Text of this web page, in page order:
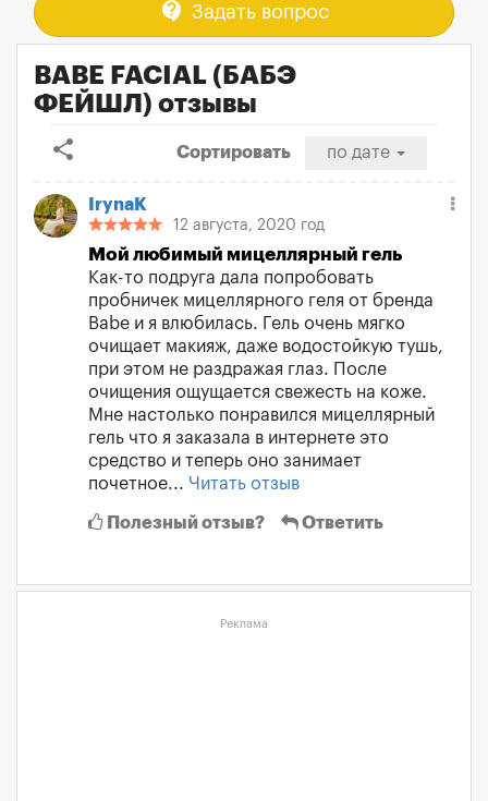
contact_support Задать вопрос
BABE FACIAL (БАБЭ
ФЕЙШЛ) отзывы
share
Сортировать по дате
IrynaK
12 августа, 2020 год
Мой любимый мицеллярный гель
Как-то подруга дала попробовать
пробничек мицеллярного геля от бренда
Babe и я влюбилась. Гель очень мягко
очищает макияж, даже водостойкую тушь,
при этом не раздражая глаз. После
очищения ощущается свежесть на коже.
Мне настолько понравился мицеллярный
гель что я заказала в интернете это
средство и теперь оно занимает
почетное... Читать отзыв
Полезный отзыв? Ответить
Реклама